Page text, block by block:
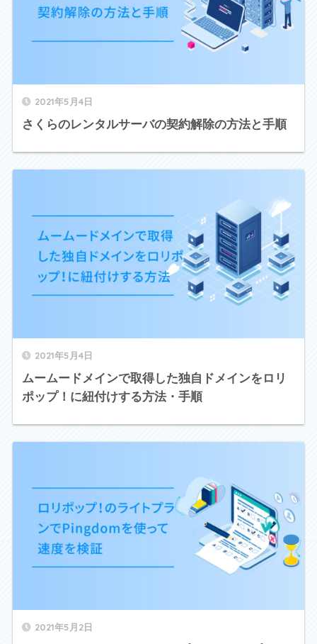
2021年5月4日
さくらのレンタルサーバの契約解除の方法と手順
2021年5月4日
ムームードメインで取得した独自ドメインをロリ
ポップ！に紐付けする方法・手順
2021年5月2日